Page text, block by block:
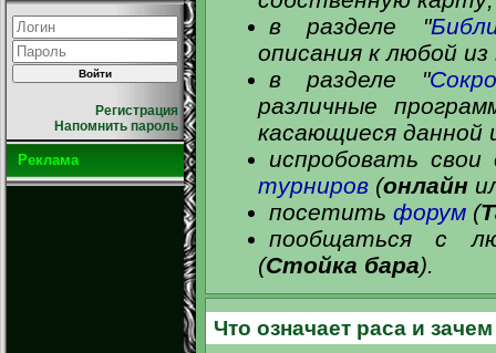
Регистрация
Напомнить пароль
Реклама
в разделе "
описания к любой
в разделе "
различные
касающиеся данной
испробовать
турниров(онлайн
посетить форум(
пообщаться с
(Стойка бара).
Что означает раса и